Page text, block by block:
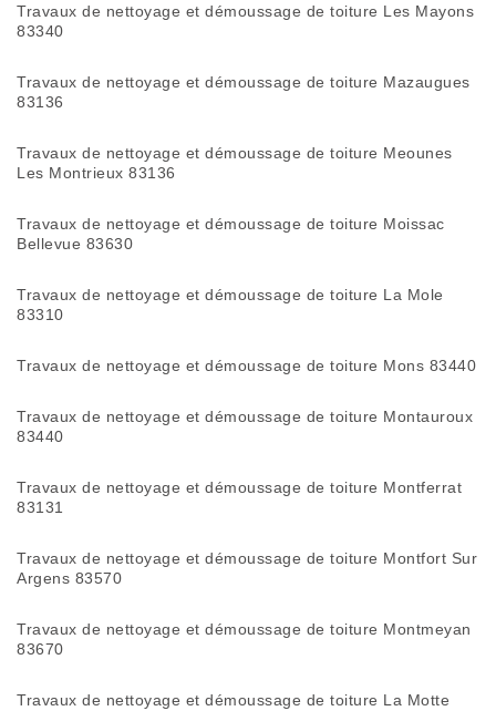
Travaux de nettoyage et démoussage de toiture Les Mayons
83340
Travaux de nettoyage et démoussage de toiture Mazaugues
83136
Travaux de nettoyage et démoussage de toiture Meounes
Les Montrieux 83136
Travaux de nettoyage et démoussage de toiture Moissac
Bellevue 83630
Travaux de nettoyage et démoussage de toiture La Mole
83310
Travaux de nettoyage et démoussage de toiture Mons 83440
Travaux de nettoyage et démoussage de toiture Montauroux
83440
Travaux de nettoyage et démoussage de toiture Montferrat
83131
Travaux de nettoyage et démoussage de toiture Montfort Sur
Argens 83570
Travaux de nettoyage et démoussage de toiture Montmeyan
83670
Travaux de nettoyage et démoussage de toiture La Motte